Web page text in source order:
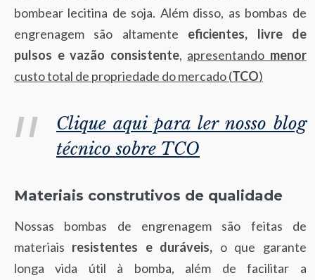
bombear lecitina de soja. Além disso, as bombas de
engrenagem são altamente eficientes, livre de
pulsos e vazão consistente, apresentando menor
custo total de propriedade do mercado (TCO)
Clique aqui para ler nosso blog
técnico sobre TCO
Materiais construtivos de qualidade
Nossas bombas de engrenagem são feitas de
materiais resistentes e duráveis, o que garante
longa vida útil à bomba, além de facilitar a